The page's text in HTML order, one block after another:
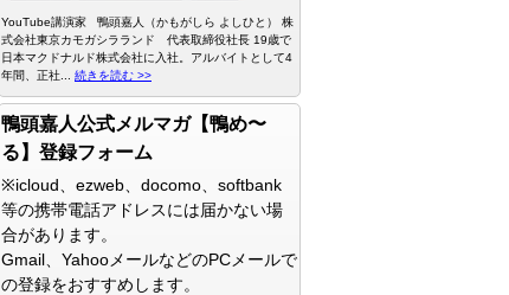
YouTube講演家 鴨頭嘉人（かもがしら よしひと） 株
式会社東京カモガシラランド 代表取締役社長 19歳で
日本マクドナルド株式会社に入社。アルバイトとして4
年間、正社... 続きを読む >>
鴨頭嘉人公式メルマガ【鴨め〜
る】登録フォーム
※icloud、ezweb、docomo、softbank
等の携帯電話アドレスには届かない場
合があります。
Gmail、YahooメールなどのPCメールで
の登録をおすすめします。